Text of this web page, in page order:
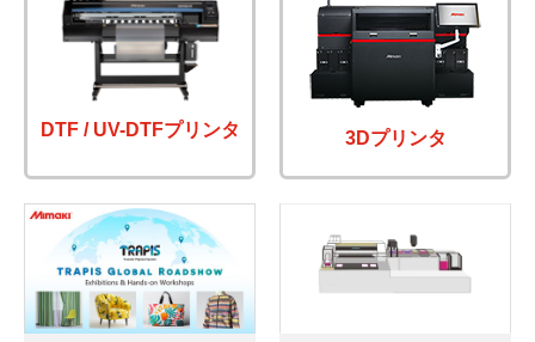
DTF / UV-DTFプリンタ 3Dプリンタ